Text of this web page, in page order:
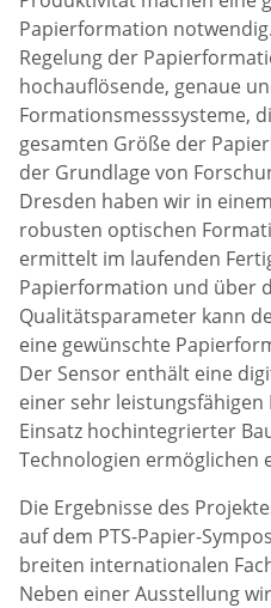
Papierformation
Regelung der
hochauflösende, genaue
Formationsmesssysteme,
gesamten Größe der
der Grundlage von
Dresden haben wir in
robusten optischen
ermittelt im laufenden
Papierformation und über
Qualitätsparameter kann
eine gewünschte
Der Sensor enthält eine
einer sehr
Einsatz hochintegrierter
Technologien ermöglichen
Die Ergebnisse des
auf dem PTS-Papier-
breiten internationalen
Neben einer Ausstellung